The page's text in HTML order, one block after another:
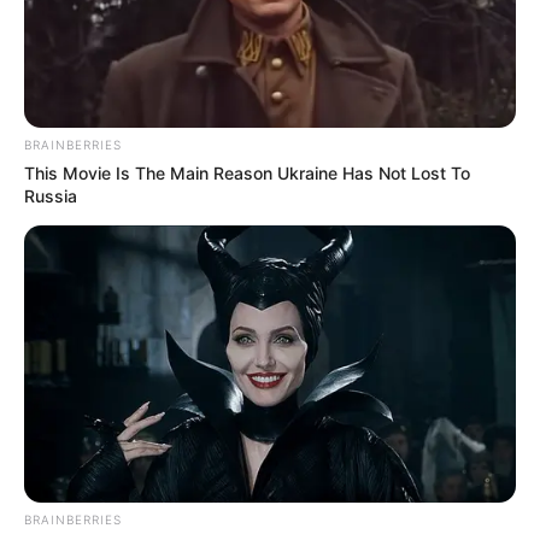
MANTÉNGASE EN ALERTA
interesan. Para estar bien informado, por
ACTIVAR AHORA
TEMAS DESTACADOS
RECIBO DEL AGUA
LOCALIDAD DE USAQUÉN
CUNDINAMARCA
DESAPARECIDOS
CORTES DE LUZ
LOCALIDAD DE ENGATIVÁ
REGIOTRAM DE OCCIDENTE
BRAINBERRIES
This Movie Is The Main Reason Ukraine Has Not Lost To
Russia
BRAINBERRIES